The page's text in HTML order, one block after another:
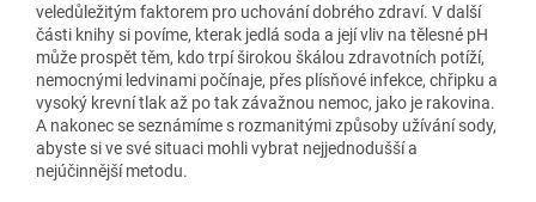
veledůležitým faktorem pro uchování dobrého zdraví. V další
části knihy si povíme, kterak jedlá soda a její vliv na tělesné pH
může prospět těm, kdo trpí širokou škálou zdravotních potíží,
nemocnými ledvinami počínaje, přes plísňové infekce, chřipku a
vysoký krevní tlak až po tak závažnou nemoc, jako je rakovina.
A nakonec se seznámíme s rozmanitými způsoby užívání sody,
abyste si ve své situaci mohli vybrat nejjednodušší a
nejúčinnější metodu.